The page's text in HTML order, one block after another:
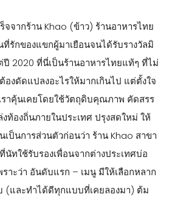
จจากร้าน Khao (ข้าว) ร้านอาหารไทย
ที่รักของแขกผู้มาเยือนจนได้รับรางวัลมิ
ปี 2020 ที่นี่เป็นร้านอาหารไทยแท้ๆ ที่ไม่
งดัดแปลงอะไรให้มากเกินไป แต่ตั้งใจ
าคุ้นเคยโดยใช้วัตถุดิบคุณภาพ คัดสรร
ท้องถิ่นภายในประเทศ ปรุงสดใหม่ ให้
เป็นการส่วนตัวก่อนว่า ร้าน Khao สาขา
ทใช้รับรองเพื่อนจากต่างประเทศบ่อ
ราะว่า อันดับแรก – เมนู มีให้เลือกหลาก
(และทำได้ดีทุกแบบที่เคยลองมา) ต้ม